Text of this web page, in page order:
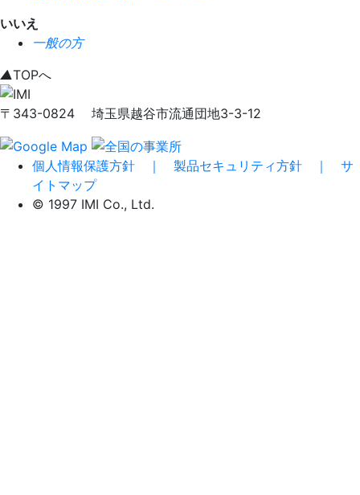
いいえ
一般の方
▲TOPへ
〒343-0824 埼玉県越谷市流通団地3-3-12
個人情報保護方針 ｜ 製品セキュリティ方針 ｜ サ
イトマップ
© 1997 IMI Co., Ltd.